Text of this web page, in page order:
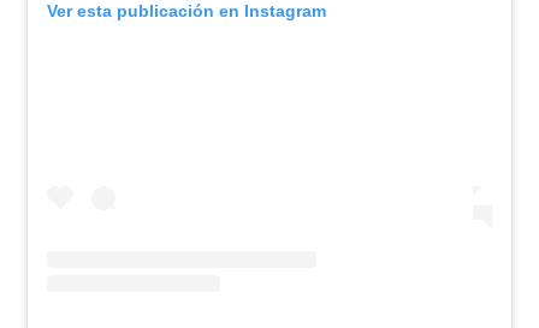
Ver esta publicación en Instagram